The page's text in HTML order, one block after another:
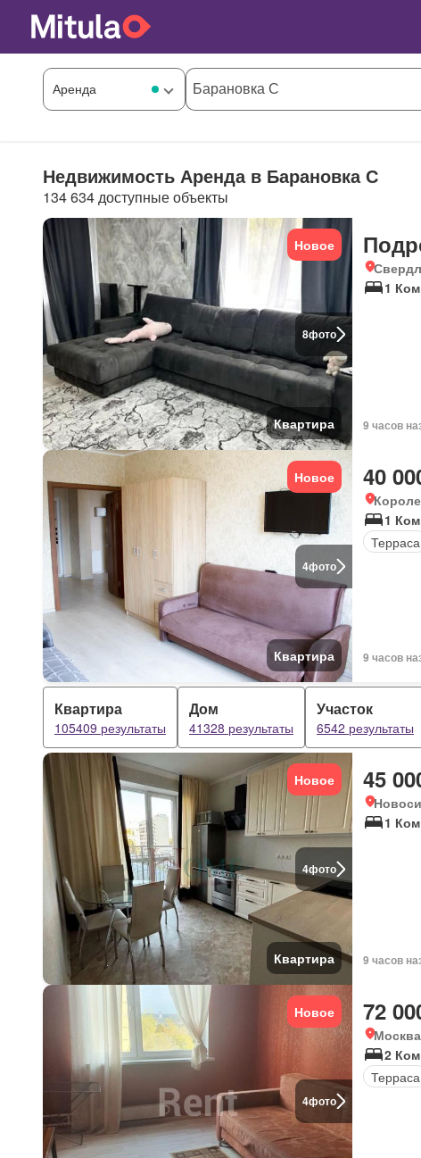
Недвижимость Аренда в Барановка С
134 634 доступные объекты
8фото
Новое
Квартира
1
9 часов
4фото
Новое
Квартира
40
1
Терраса
9 часов
Квартира
105409 результаты
Дом
41328 результаты
Участок
6542 результаты
4фото
Новое
Квартира
45
1
9 часов
4фото
Новое 72
Москва
2
Терраса